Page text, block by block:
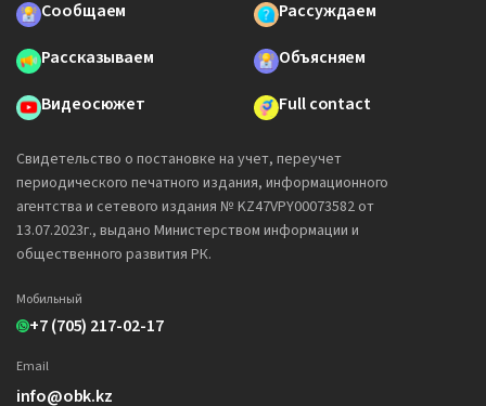
Сообщаем
Рассуждаем
Рассказываем
Объясняем
Видеосюжет
Full contact
Свидетельство о постановке на учет, переучет
периодического печатного издания, информационного
агентства и сетевого издания № KZ47VPY00073582 от
13.07.2023г., выдано Министерством информации и
общественного развития РК.
Мобильный
+7 (705) 217-02-17
Email
info@obk.kz